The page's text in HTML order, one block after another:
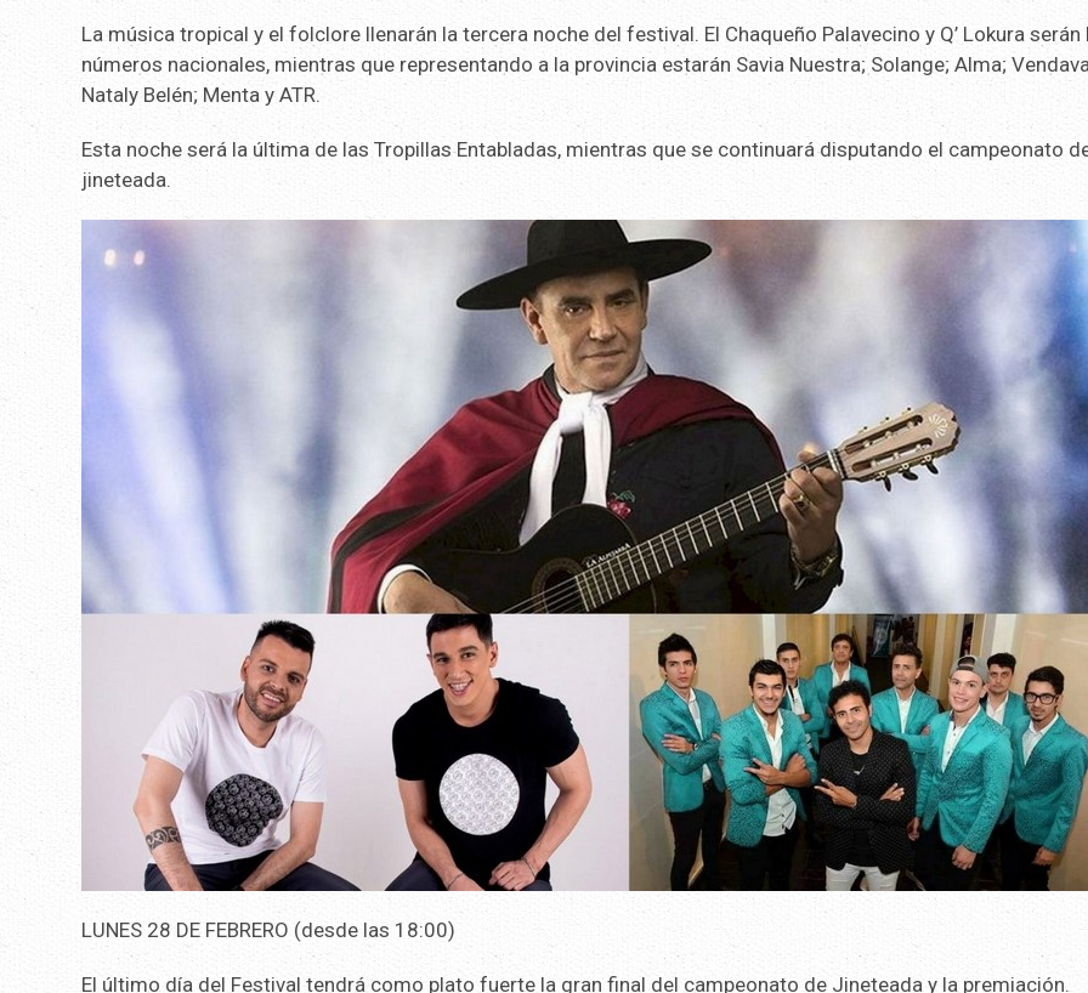
La música tropical y el folclore llenarán la tercera noche del festival. El Chaqueño Palavecino y Q’ Lokura serán
números nacionales, mientras que representando a la provincia estarán Savia Nuestra; Solange; Alma;
Nataly Belén; Menta y ATR.
Esta noche será la última de las Tropillas Entabladas, mientras que se continuará disputando el campeonato
jineteada.
LUNES 28 DE FEBRERO (desde las 18:00)
El último día del Festival tendrá como plato fuerte la gran final del campeonato de Jineteada y la premiación.